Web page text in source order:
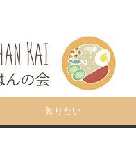
知りたい